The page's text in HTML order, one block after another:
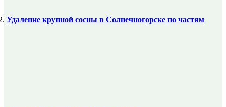
Удаление крупной сосны в Солнечногорске по частям